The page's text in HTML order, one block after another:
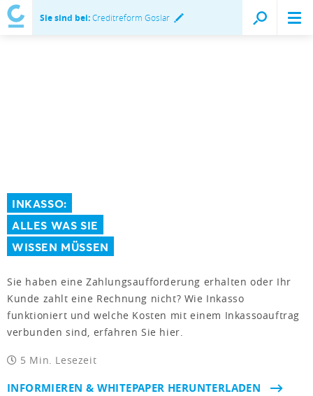
Sie sind bei:Creditreform Goslar
INKASSO:
ALLES WAS SIE
WISSEN MÜSSEN
Sie haben eine Zahlungsaufforderung erhalten oder Ihr
Kunde zahlt eine Rechnung nicht? Wie Inkasso
funktioniert und welche Kosten mit einem Inkassoauftrag
verbunden sind, erfahren Sie hier.
5 Min. Lesezeit
INFORMIEREN & WHITEPAPER HERUNTERLADEN